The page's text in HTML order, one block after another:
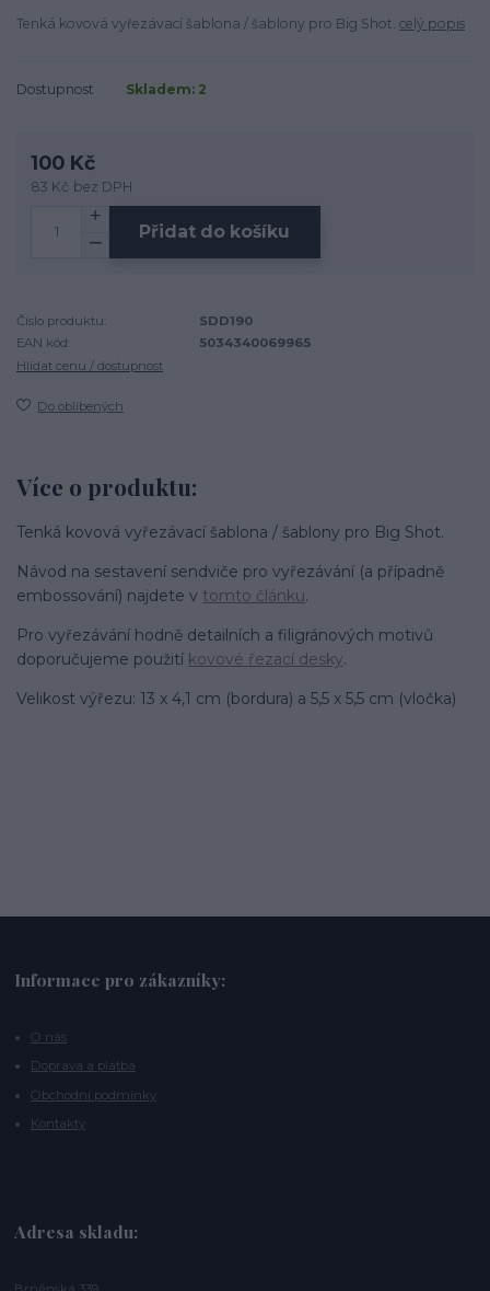
Tenká kovová vyřezávací šablona / šablony pro Big Shot. celý popis
Dostupnost Skladem: 2
100 Kč
83 Kč bez DPH
Přidat do košíku
Číslo produktu:
SDD190
EAN kód:
5034340069965
Hlídat cenu / dostupnost
Do oblíbených
Více o produktu:
Tenká kovová vyřezávací šablona / šablony pro Big Shot.
Návod na sestavení sendviče pro vyřezávání (a případně
embossování) najdete v tomto článku.
Pro vyřezávání hodně detailních a filigránových motivů
doporučujeme použití kovové řezací desky.
Velikost výřezu: 13 x 4,1 cm (bordura) a 5,5 x 5,5 cm (vločka)
Informace pro zákazníky:
O nás
Doprava a platba
Obchodní podmínky
Kontakty
Adresa skladu: